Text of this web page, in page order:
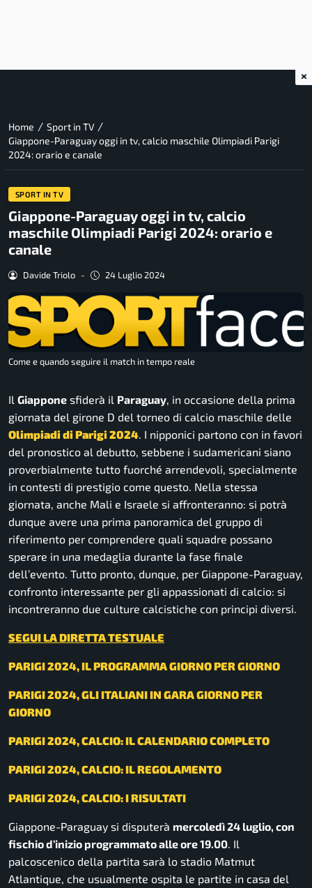
Home / Sport in TV /
Giappone-Paraguay oggi in tv, calcio maschile Olimpiadi Parigi
2024: orario e canale
SPORT IN TV
Giappone-Paraguay oggi in tv, calcio
maschile Olimpiadi Parigi 2024: orario e
canale
Davide Triolo - 24 Luglio 2024
Come e quando seguire il match in tempo reale
Il Giappone sfiderà il Paraguay , in occasione della prima
giornata del girone D del torneo di calcio maschile delle
Olimpiadi di Parigi 2024 . I nipponici partono con in favori
del pronostico al debutto, sebbene i sudamericani siano
proverbialmente tutto fuorché arrendevoli, specialmente
in contesti di prestigio come questo. Nella stessa
giornata, anche Mali e Israele si affronteranno: si potrà
dunque avere una prima panoramica del gruppo di
riferimento per comprendere quali squadre possano
sperare in una medaglia durante la fase finale
dell’evento. Tutto pronto, dunque, per Giappone-Paraguay,
confronto interessante per gli appassionati di calcio: si
incontreranno due culture calcistiche con principi diversi.
SEGUI LA DIRETTA TESTUALE
PARIGI 2024, IL PROGRAMMA GIORNO PER GIORNO
PARIGI 2024, GLI ITALIANI IN GARA GIORNO PER
GIORNO
PARIGI 2024, CALCIO: IL CALENDARIO COMPLETO
PARIGI 2024, CALCIO: IL REGOLAMENTO
PARIGI 2024, CALCIO: I RISULTATI
Giappone-Paraguay si disputerà mercoledì 24 luglio, con
fischio d’inizio programmato alle ore 19.00 . Il
palcoscenico della partita sarà lo stadio Matmut
Atlantique, che usualmente ospita le partite in casa del
×